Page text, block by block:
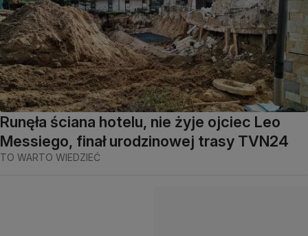
Runęła ściana hotelu, nie żyje ojciec Leo
Messiego, finał urodzinowej trasy TVN24
TO WARTO WIEDZIEĆ